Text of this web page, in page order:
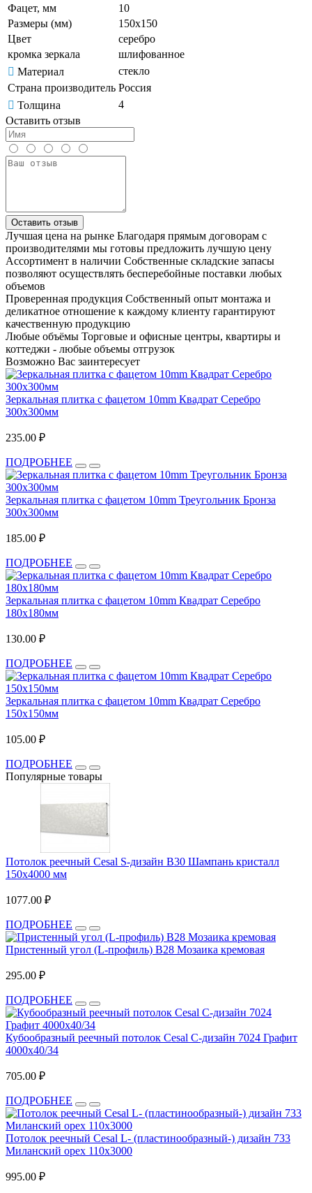
Фацет, мм
10
Размеры (мм)
150х150
Цвет
серебро
кромка зеркала
шлифованное
Материал
стекло
Страна производитель Россия
Толщина
4
Оставить отзыв
Оставить отзыв
Лучшая цена на рынке Благодаря прямым договорам с
производителями мы готовы предложить лучшую цену
Ассортимент в наличии Собственные складские запасы
позволяют осуществлять бесперебойные поставки любых
объемов
Проверенная продукция Собственный опыт монтажа и
деликатное отношение к каждому клиенту гарантируют
качественную продукцию
Любые объёмы Торговые и офисные центры, квартиры и
коттеджи - любые объемы отгрузок
Возможно Вас заинтересует
Зеркальная плитка с фацетом 10mm Квадрат Серебро
300х300мм
235.00 ₽
ПОДРОБНЕЕ
Зеркальная плитка с фацетом 10mm Треугольник Бронза
300х300мм
185.00 ₽
ПОДРОБНЕЕ
Зеркальная плитка с фацетом 10mm Квадрат Серебро
180х180мм
130.00 ₽
ПОДРОБНЕЕ
Зеркальная плитка с фацетом 10mm Квадрат Серебро
150х150мм
105.00 ₽
ПОДРОБНЕЕ
Популярные товары
Потолок реечный Cesal S-дизайн В30 Шампань кристалл
150х4000 мм
1077.00 ₽
ПОДРОБНЕЕ
Пристенный угол (L-профиль) В28 Мозаика кремовая
295.00 ₽
ПОДРОБНЕЕ
Кубообразный реечный потолок Cesal C-дизайн 7024 Графит
4000х40/34
705.00 ₽
ПОДРОБНЕЕ
Потолок реечный Cesal L- (пластинообразный-) дизайн 733
Миланский орех 110х3000
995.00 ₽